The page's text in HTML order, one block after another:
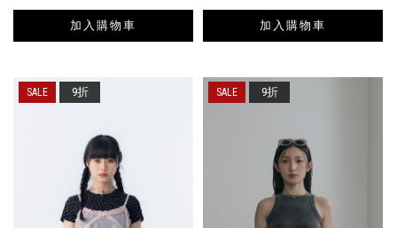
加入購物車 加入購物車
9折 9折